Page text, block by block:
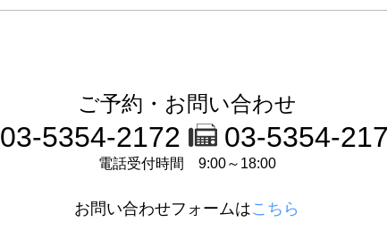
ご予約・お問い合わせ
03-5354-2172 03-5354-
電話受付時間 9:00～18:00
お問い合わせフォームはこちら